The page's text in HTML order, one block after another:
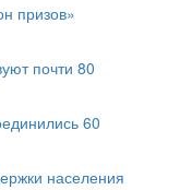
призов»
почти 80
60
населения